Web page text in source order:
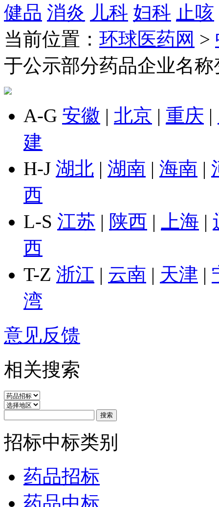
健品 消炎 儿科 妇科 止咳
当前位置： 环球医药网 >
于公示部分药品企业名
A-G 安徽 | 北京 | 重庆 |
建
H-J 湖北 | 湖南 | 海南 |
西
L-S 江苏 | 陕西 | 上海 |
西
T-Z 浙江 | 云南 | 天津 |
湾
意见反馈
相关搜索
招标中标类别
药品招标